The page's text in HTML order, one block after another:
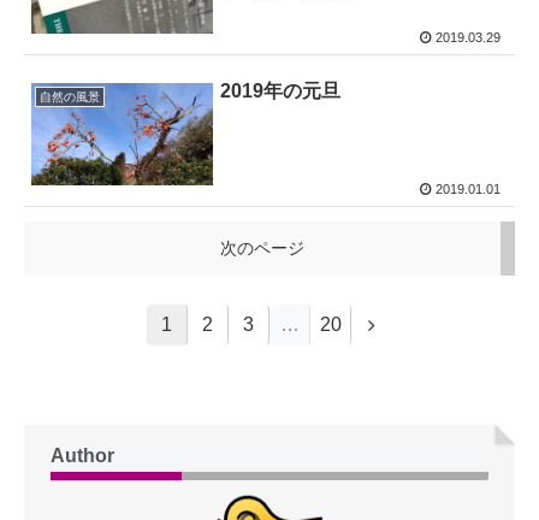
2019.03.29
自然の風景 2019年の元旦
2019.01.01
次のページ
1 2 3 … 20
Author